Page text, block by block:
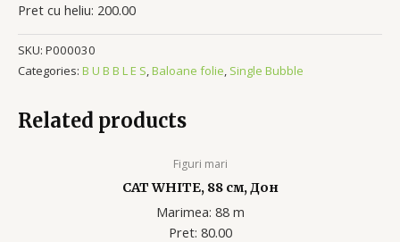
Pret cu heliu: 200.00
SKU: P000030
Categories: B U B B L E S,Baloane folie, Single Bubble
Related products
Figuri mari
CAT WHITE, 88 см, Дон
Marimea: 88 m
Pret: 80.00